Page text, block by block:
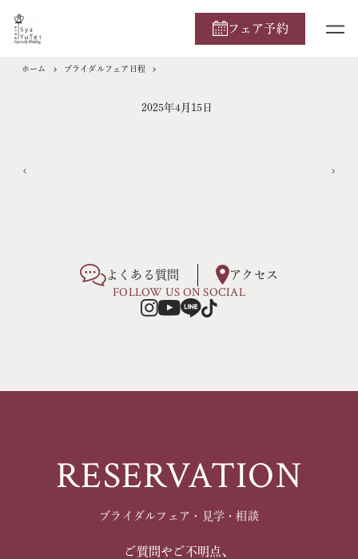
フェア予約
ホーム ブライダルフェア日程
2025年4月15日
よくある質問 アクセス
FOLLOW US ON SOCIAL
RESERVATION
ブライダルフェア・見学・相談
ご質問やご不明点、